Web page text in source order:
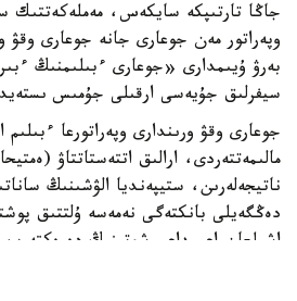
جاڭا تارتىپكە سايكەس، مەملەكەتتىك
وپەراتور مەن جوعارى جانە جوعارى وقۋ
بەرۋ ۇيىمدارى «جوعارى ءبىلىمنىڭ
سيفرلىق جۇيەسى ارقىلى جۇمىس
جوعارى وقۋ ورىندارى وپەراتورعا ءبىلىم
مالىمەتتەردى، ارالىق اتتەستاتتاۋ
ناتيجەلەرىن، ستيپەنديا الۋشىنىڭ
دەڭگەيلى بانكتەگى نەمەسە ۇلتتىق